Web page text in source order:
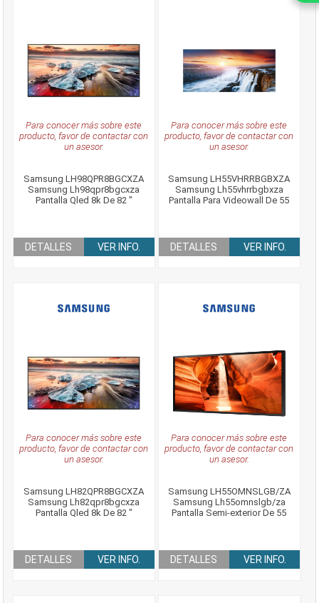
Para conocer más sobre este
producto, favor de contactar con
un asesor.
Samsung LH98QPR8BGCXZA
Samsung Lh98qpr8bgcxza
Pantalla Qled 8k De 82 "
DETALLES VER INFO.
Para conocer más sobre este
producto, favor de contactar con
un asesor.
Samsung LH55VHRRBGBXZA
Samsung Lh55vhrrbgbxza
Pantalla Para Videowall De 55
DETALLES VER INFO.
Para conocer más sobre este
producto, favor de contactar con
un asesor.
Samsung LH82QPR8BGCXZA
Samsung Lh82qpr8bgcxza
Pantalla Qled 8k De 82 "
DETALLES VER INFO.
Para conocer más sobre este
producto, favor de contactar con
un asesor.
Samsung LH55OMNSLGB/ZA
Samsung Lh55omnslgb/za
Pantalla Semi-exterior De 55
DETALLES VER INFO.